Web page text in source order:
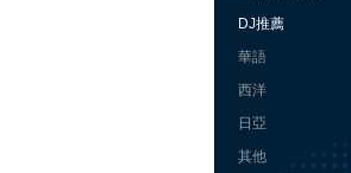
DJ推薦
華語
西洋
日亞
其他